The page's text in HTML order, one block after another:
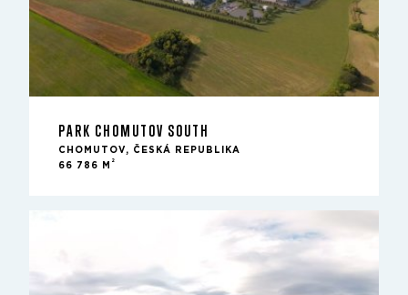
PARK CHOMUTOV SOUTH
CHOMUTOV, ČESKÁ REPUBLIKA
66 786 M
2